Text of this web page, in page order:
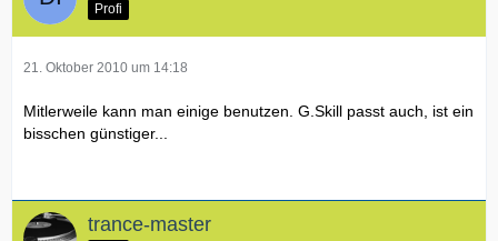
Profi
21. Oktober 2010 um 14:18
Mitlerweile kann man einige benutzen. G.Skill passt auch, ist ein
bisschen günstiger...
trance-master